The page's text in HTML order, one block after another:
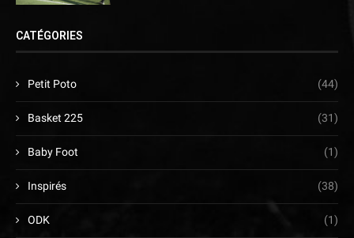
CATÉGORIES
Petit Poto (44)
Basket 225 (31)
Baby Foot (1)
Inspirés (38)
ODK (1)